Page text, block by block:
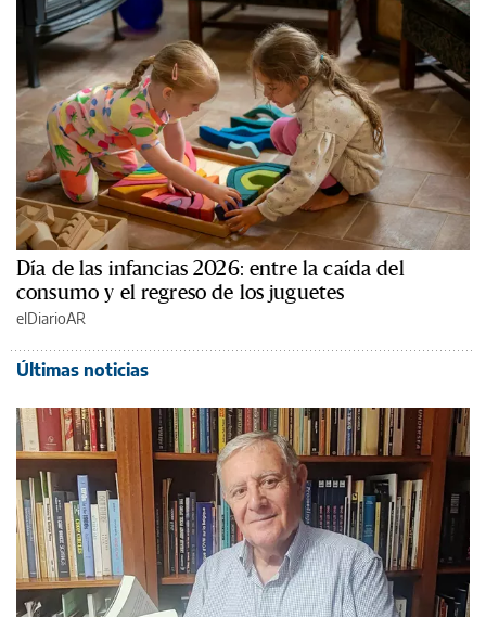
Día de las infancias 2026: entre la caída del
consumo y el regreso de los juguetes
elDiarioAR
Últimas noticias